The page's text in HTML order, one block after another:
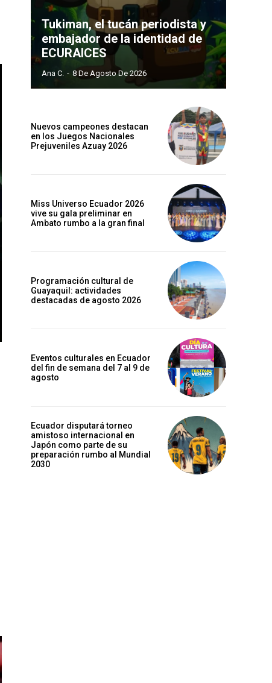
Tukiman, el tucán periodista y
embajador de la identidad de
ECURAICES
Ana C. - 8 De Agosto De 2026
Nuevos campeones destacan
en los Juegos Nacionales
Prejuveniles Azuay 2026
Miss Universo Ecuador 2026
vive su gala preliminar en
Ambato rumbo a la gran final
Programación cultural de
Guayaquil: actividades
destacadas de agosto 2026
Eventos culturales en Ecuador
del fin de semana del 7 al 9 de
agosto
Ecuador disputará torneo
amistoso internacional en
Japón como parte de su
preparación rumbo al Mundial
2030